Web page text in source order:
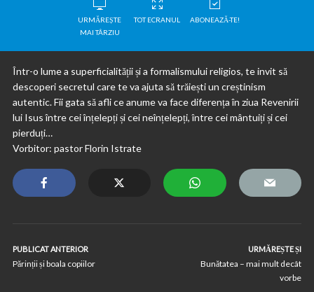
URMĂREȘTE
MAI TÂRZIU
TOT ECRANUL ABONEAZĂ-TE!
Într-o lume a superficialității și a formalismului religios, te invit să
descoperi secretul care te va ajuta să trăiești un creștinism
autentic. Fii gata să afli ce anume va face diferența în ziua Revenirii
lui Isus între cei înțelepți și cei neînțelepți, între cei mântuiți și cei
pierduți…
Vorbitor: pastor Florin Istrate
PUBLICAT ANTERIOR
Părinții și boala copiilor
URMĂREȘTE ȘI
Bunătatea – mai mult decât
vorbe